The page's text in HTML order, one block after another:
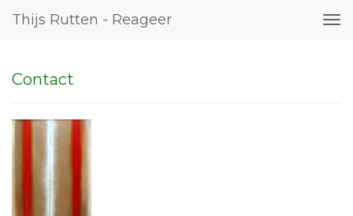
Thijs Rutten - Reageer
Contact